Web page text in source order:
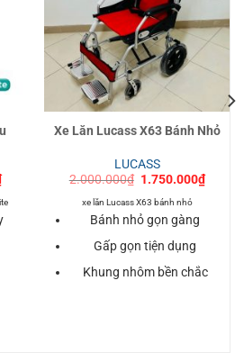
Giá
hiện
tại
8.800.000₫.
Xe Lăn Lucass X63 Bánh Nhỏ
LUCASS
2.000.000₫ Giá
là:
2.000.000₫.
1.750.000₫Giá
hiện
xe lăn Lucass X63 bánh nhỏ
Bánh nhỏ gọn gàng
Gấp gọn tiện dụng
Khung nhôm bền chắc